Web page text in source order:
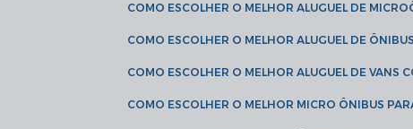
COMO ESCOLHER O MELHOR ALUGUEL DE
COMO ESCOLHER O MELHOR ALUGUEL DE
COMO ESCOLHER O MELHOR ALUGUEL DE
COMO ESCOLHER O MELHOR MICRO ÔNIBUS